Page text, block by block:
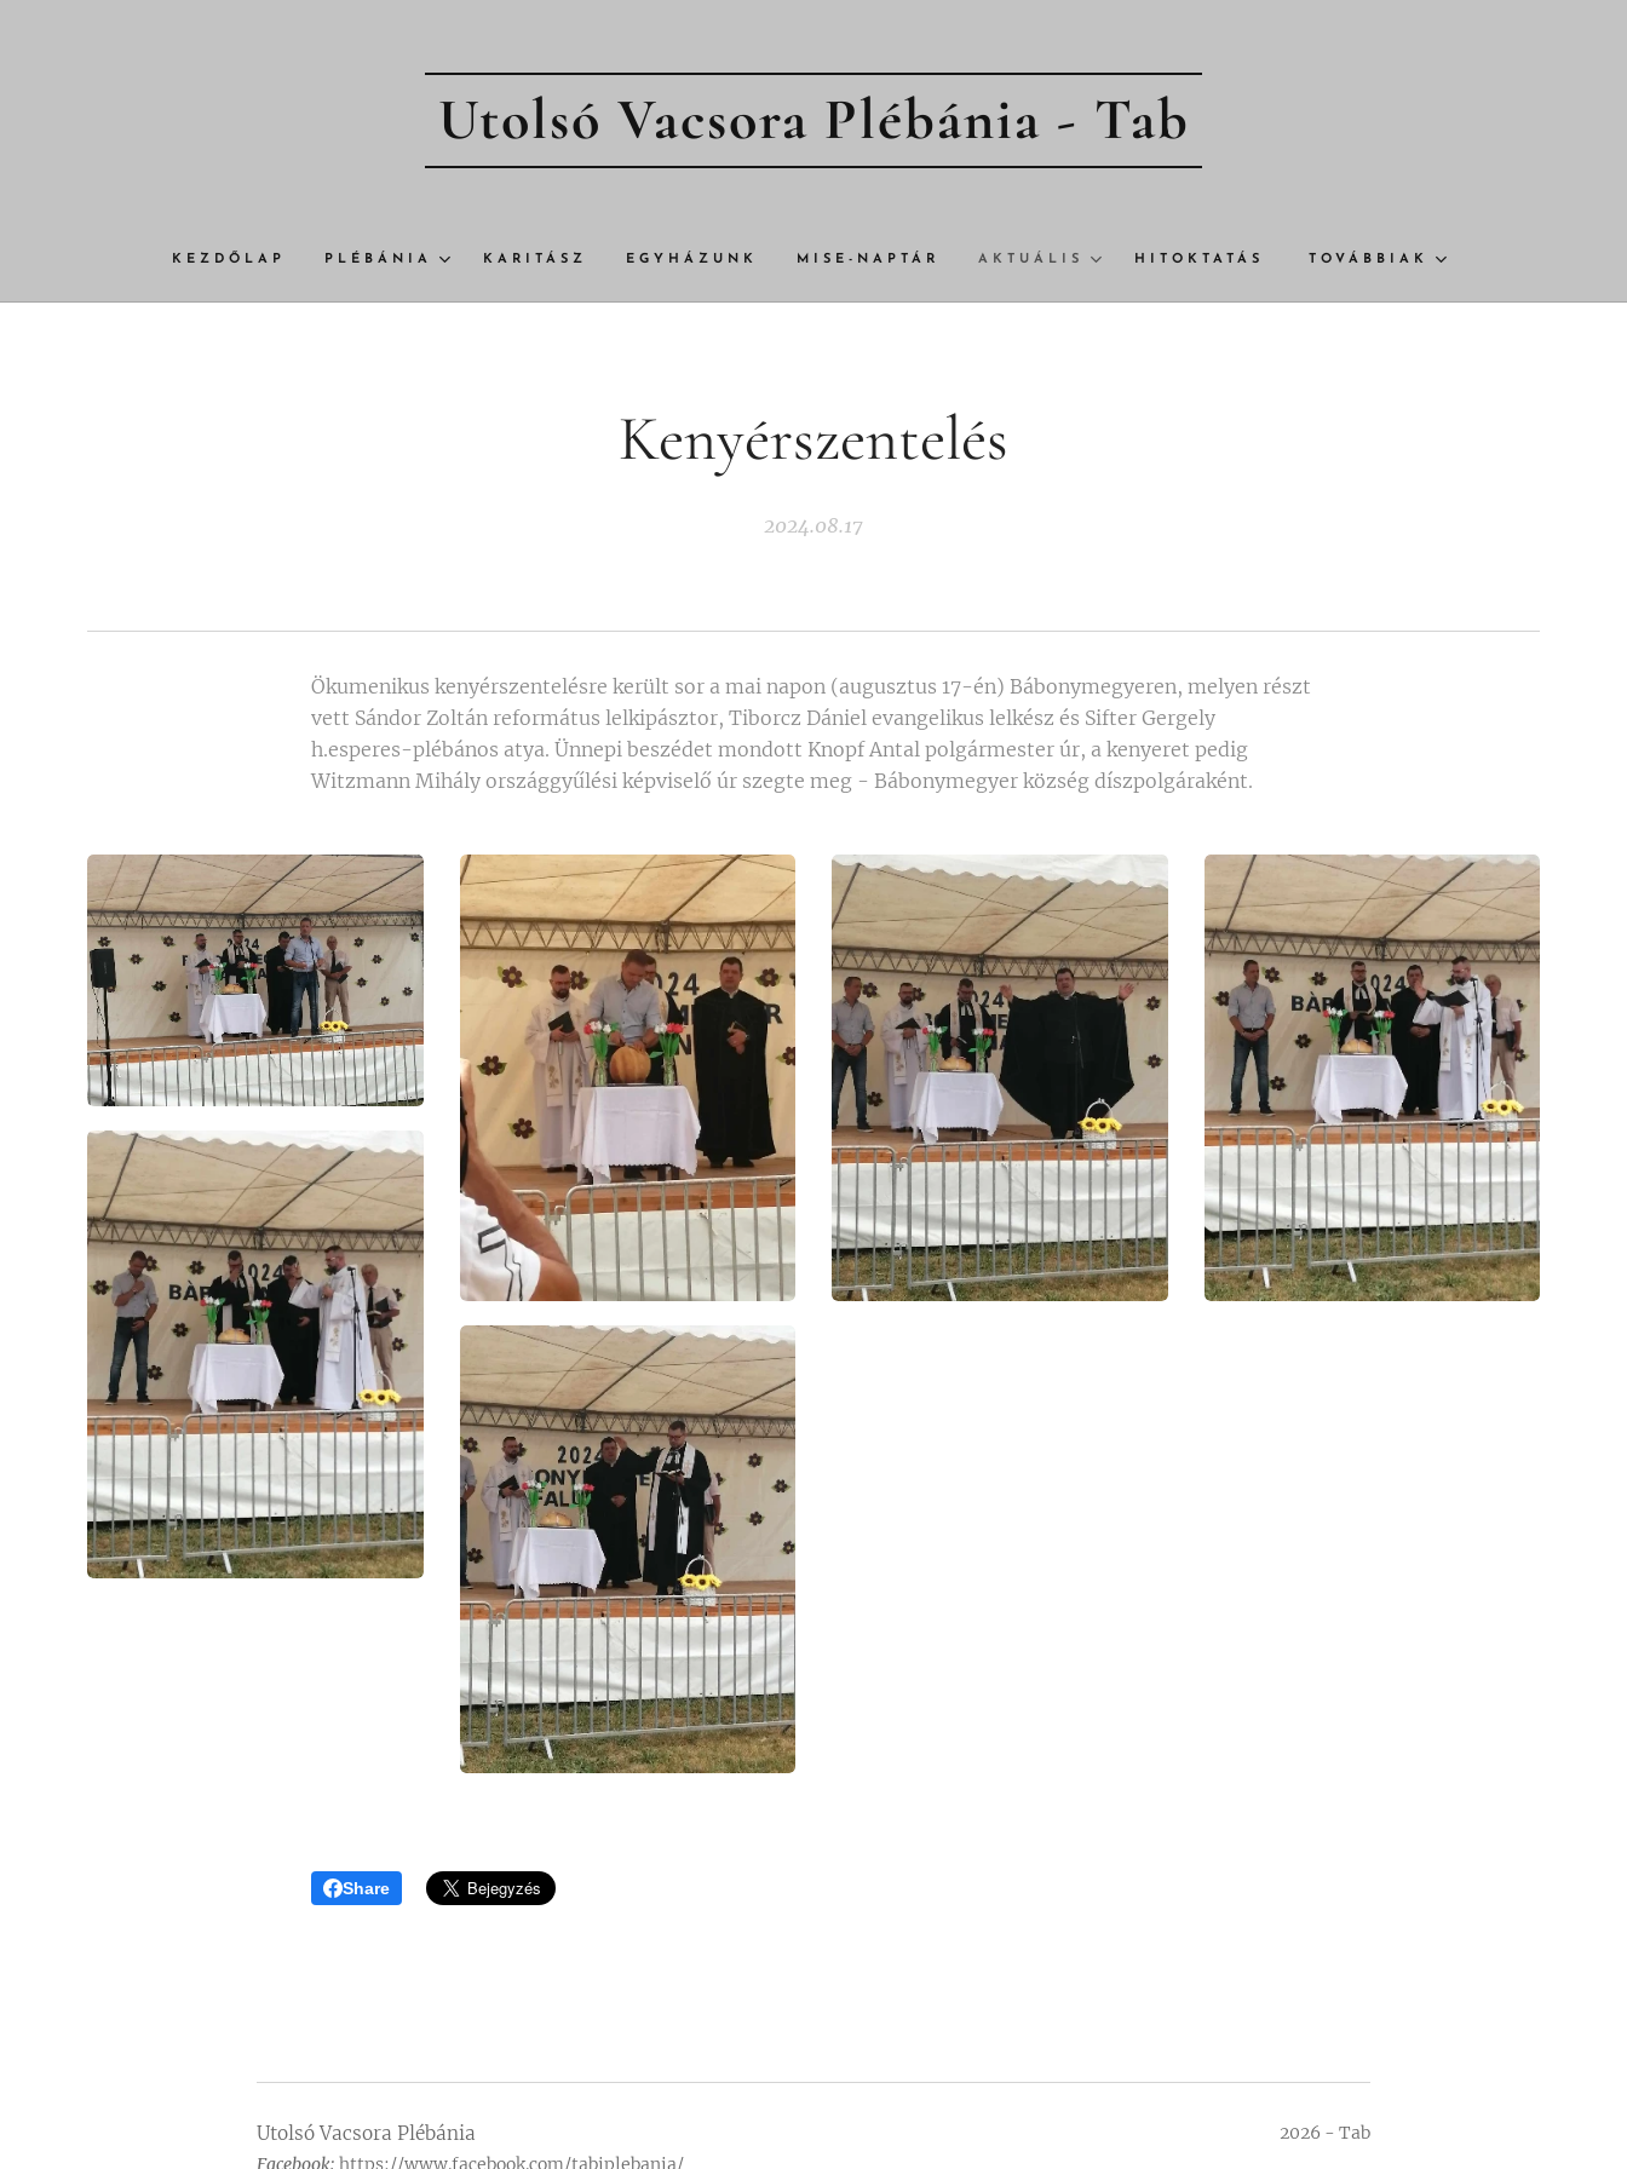
Utolsó Vacsora Plébánia - Tab
KEZDŐLAP PLÉBÁNIA KARITÁSZ EGYHÁZUNK MISE-NAPTÁR AKTUÁLIS HITOKTATÁS TOVÁBBIAK
Kenyérszentelés
2024.08.17
Ökumenikus kenyérszentelésre került sor a mai napon (augusztus 17-én) Bábonymegyeren, melyen részt
vett Sándor Zoltán református lelkipásztor, Tiborcz Dániel evangelikus lelkész és Sifter Gergely
h.esperes-plébános atya. Ünnepi beszédet mondott Knopf Antal polgármester úr, a kenyeret pedig
Witzmann Mihály országgyűlési képviselő úr szegte meg - Bábonymegyer község díszpolgáraként.
Share
Utolsó Vacsora Plébánia
Facebook: https://www.facebook.com/tabiplebania/
2026 - Tab